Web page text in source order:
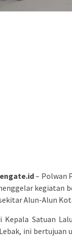
– Polwan
kegiatan
Alun-Alun
Kepala Satuan
ini